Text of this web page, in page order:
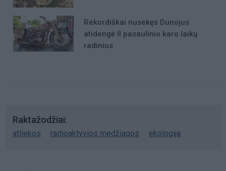
Rekordiškai nusekęs Dunojus
atidengė II pasaulinio karo laikų
radinius
Raktažodžiai
atliekos radioaktyvios medžiagos ekologija